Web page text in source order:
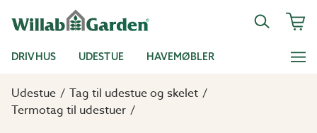
DRIVHUS UDESTUE HAVEMØBLER
Udestue
Tag til udestue og skelet
Termotag til udestuer